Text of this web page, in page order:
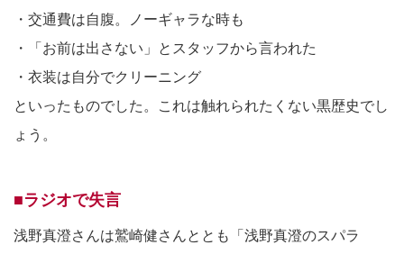
・交通費は自腹。ノーギャラな時も
・「お前は出さない」とスタッフから言われた
・衣装は自分でクリーニング
といったものでした。これは触れられたくない黒歴史でし
ょう。
■ラジオで失言
浅野真澄さんは鷲崎健さんととも「浅野真澄のスパラ